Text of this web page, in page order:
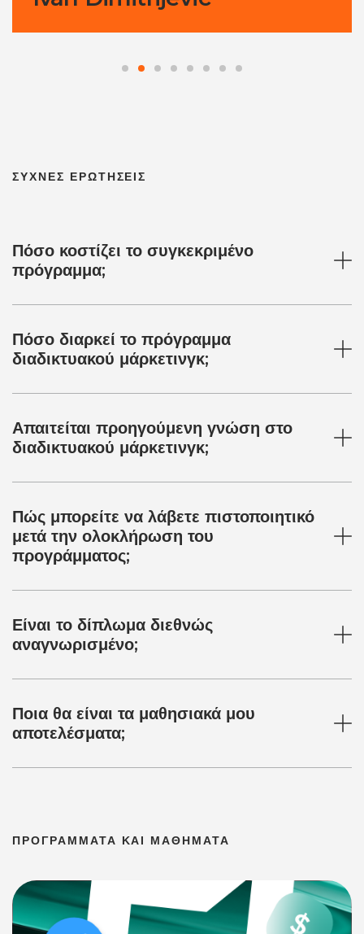
ΣΥΧΝΕΣ ΕΡΩΤΗΣΕΙΣ
Πόσο κοστίζει το συγκεκριμένο
πρόγραμμα;
Πόσο διαρκεί το πρόγραμμα
διαδικτυακού μάρκετινγκ;
Απαιτείται προηγούμενη γνώση στο
διαδικτυακού μάρκετινγκ;
Πώς μπορείτε να λάβετε πιστοποιητικό
μετά την ολοκλήρωση του
προγράμματος;
Είναι το δίπλωμα διεθνώς
αναγνωρισμένο;
Ποια θα είναι τα μαθησιακά μου
αποτελέσματα;
ΠΡΟΓΡΑΜΜΑΤΑ ΚΑΙ ΜΑΘΗΜΑΤΑ